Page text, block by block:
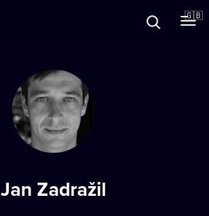
🇬🇧
Jan Zadražil